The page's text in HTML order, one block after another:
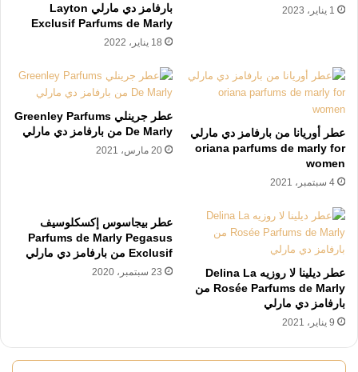
1 يناير، 2023
بارفامز دي مارلي Layton
Exclusif Parfums de Marly
18 يناير، 2022
عطر أوريانا من بارفامز دي مارلي
oriana parfums de marly for
women
4 سبتمبر، 2021
عطر جرينلي Greenley Parfums
De Marly من بارفامز دي مارلي
20 مارس، 2021
عطر ديلينا لا روزيه Delina La
Rosée Parfums de Marly من
بارفامز دي مارلي
9 يناير، 2021
عطر بيجاسوس إكسكلوسيف
Parfums de Marly Pegasus
Exclusif من بارفامز دي مارلي
23 سبتمبر، 2020